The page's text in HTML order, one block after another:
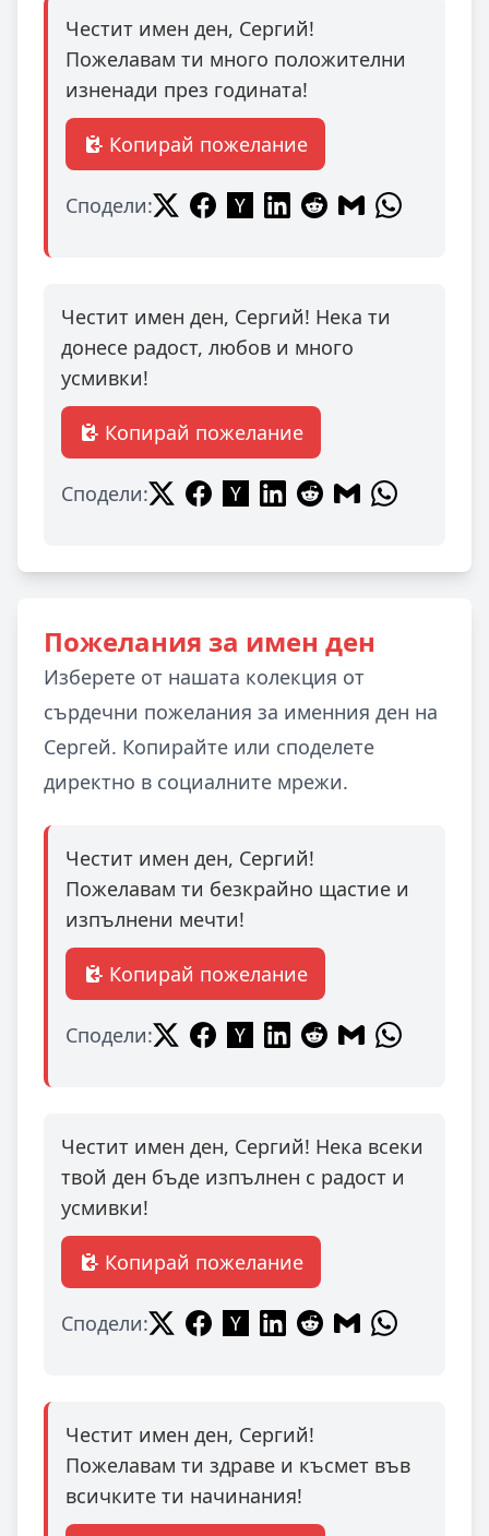
Честит имен ден, Сергий!
Пожелавам ти много положителни
изненади през годината!
Копирай пожелание
Сподели:
Честит имен ден, Сергий! Нека ти
донесе радост, любов и много
усмивки!
Копирай пожелание
Сподели:
Пожелания за имен ден
Изберете от нашата колекция от
сърдечни пожелания за именния ден на
Сергей. Копирайте или споделете
директно в социалните мрежи.
Честит имен ден, Сергий!
Пожелавам ти безкрайно щастие и
изпълнени мечти!
Копирай пожелание
Сподели:
Честит имен ден, Сергий! Нека всеки
твой ден бъде изпълнен с радост и
усмивки!
Копирай пожелание
Сподели:
Честит имен ден, Сергий!
Пожелавам ти здраве и късмет във
всичките ти начинания!